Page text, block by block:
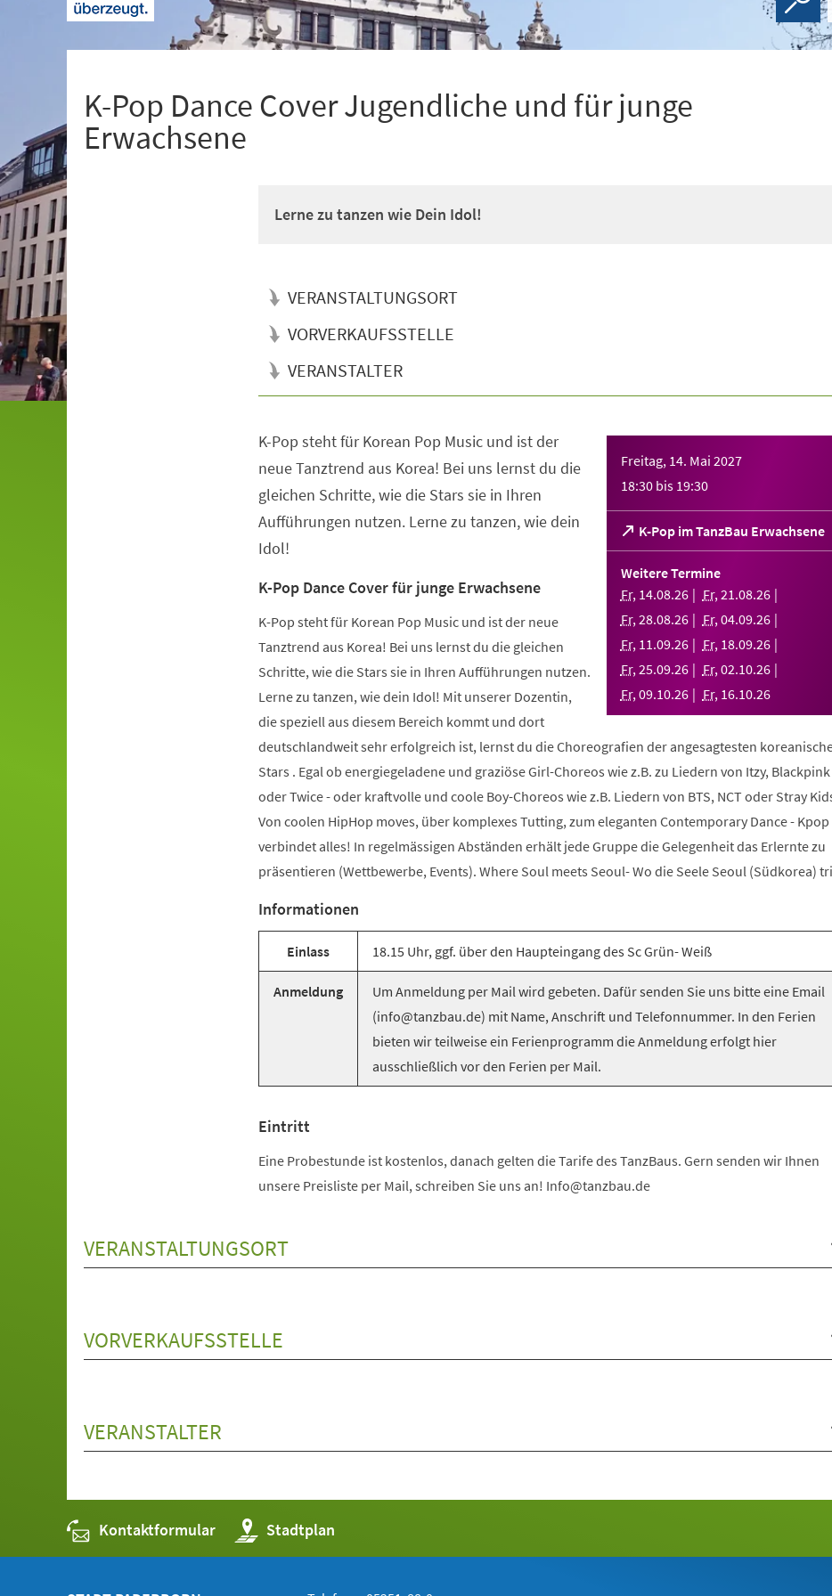
K-Pop Dance Cover Jugendliche und für junge
Erwachsene
Lerne zu tanzen wie Dein Idol!
VERANSTALTUNGSORT
VORVERKAUFSSTELLE
VERANSTALTER
Freitag, 14. Mai 2027
18:30 bis 19:30
K-Pop im TanzBau Erwachsene
(Öffnet
in
einem
Tab)
Weitere Termine
Fr, 14.08.26 Fr,21.08.26
Fr,28.08.26 Fr,04.09.26
Fr, 11.09.26 Fr, 18.09.26
Fr,25.09.26 Fr,02.10.26
Fr,09.10.26 Fr, 16.10.26
K-Pop steht für Korean Pop Music und ist der
neue Tanztrend aus Korea! Bei uns lernst du die
gleichen Schritte, wie die Stars sie in Ihren
Aufführungen nutzen. Lerne zu tanzen, wie dein
Idol!
K-Pop Dance Cover für junge Erwachsene
K-Pop steht für Korean Pop Music und ist der neue
Tanztrend aus Korea! Bei uns lernst du die gleichen
Schritte, wie die Stars sie in Ihren Aufführungen nutzen.
Lerne zu tanzen, wie dein Idol! Mit unserer Dozentin,
die speziell aus diesem Bereich kommt und dort
deutschlandweit sehr erfolgreich ist, lernst du die Choreografien der angesagtesten
Stars . Egal ob energiegeladene und graziöse Girl-Choreos wie z.B. zu Liedern von Itzy, Blackpink
oder Twice - oder kraftvolle und coole Boy-Choreos wie z.B. Liedern von BTS, NCT oder Stray
Von coolen HipHop moves, über komplexes Tutting, zum eleganten Contemporary Dance - Kpop
verbindet alles! In regelmässigen Abständen erhält jede Gruppe die Gelegenheit das Erlernte zu
präsentieren (Wettbewerbe, Events). Where Soul meets Seoul- Wo die Seele Seoul (Südkorea)
Informationen
Einlass 18.15 Uhr, ggf. über den Haupteingang des Sc Grün- Weiß
Anmeldung
Um Anmeldung per Mail wird gebeten. Dafür senden Sie uns bitte eine Email
(info@tanzbau.de) mit Name, Anschrift und Telefonnummer. In den Ferien
bieten wir teilweise ein Ferienprogramm die Anmeldung erfolgt hier
ausschließlich vor den Ferien per Mail.
Eintritt
Eine Probestunde ist kostenlos, danach gelten die Tarife des TanzBaus. Gern senden wir Ihnen
unsere Preisliste per Mail, schreiben Sie uns an! Info@tanzbau.de
VERANSTALTUNGSORT
VORVERKAUFSSTELLE
VERANSTALTER
Kontaktformular Stadtplan
(Öffnet
in
einem